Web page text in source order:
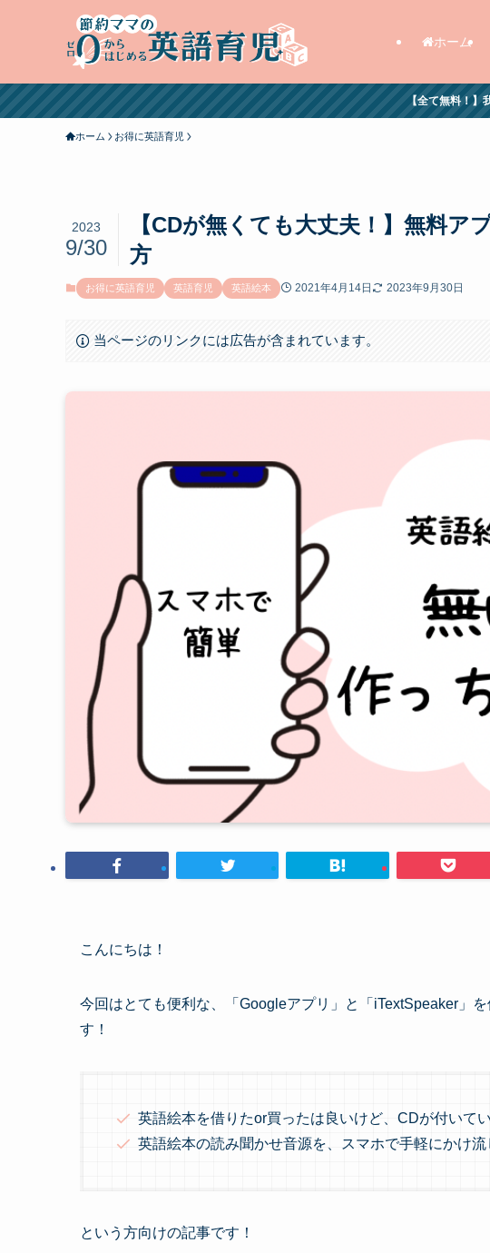
ホーム
【全て無料！
ホーム お得に英語育児
【CDが無くても大丈夫！】無料ア
方
2023
9/30
お得に英語育児 英語育児 英語絵本 2021年4月14日 2023年9月30日
当ページのリンクには広告が含まれています。
こんにちは！
今回はとても便利な、「Googleアプリ」と「iTextSpeaker」
す！
英語絵本を借りたor買ったは良いけど、CDが付いて
英語絵本の読み聞かせ音源を、スマホで手軽にかけ流
という方向けの記事です！